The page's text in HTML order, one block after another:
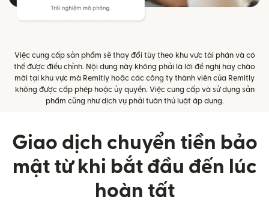
Việc cung cấp sản phẩm sẽ thay đổi tùy theo khu vực tài phán và có
thể được điều chỉnh. Nội dung này không phải là lời đề nghị hay chào
mời tại khu vực mà Remitly hoặc các công ty thành viên của Remitly
không được cấp phép hoặc ủy quyền. Việc cung cấp và sử dụng sản
phẩm cũng như dịch vụ phải tuân thủ luật áp dụng.
Giao dịch chuyển tiền bảo
mật từ khi bắt đầu đến lúc
hoàn tất